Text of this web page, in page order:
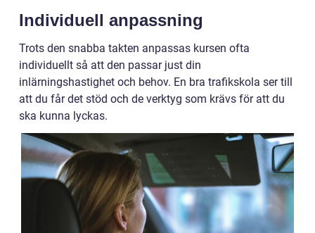
Individuell anpassning
Trots den snabba takten anpassas kursen ofta
individuellt så att den passar just din
inlärningshastighet och behov. En bra trafikskola ser till
att du får det stöd och de verktyg som krävs för att du
ska kunna lyckas.